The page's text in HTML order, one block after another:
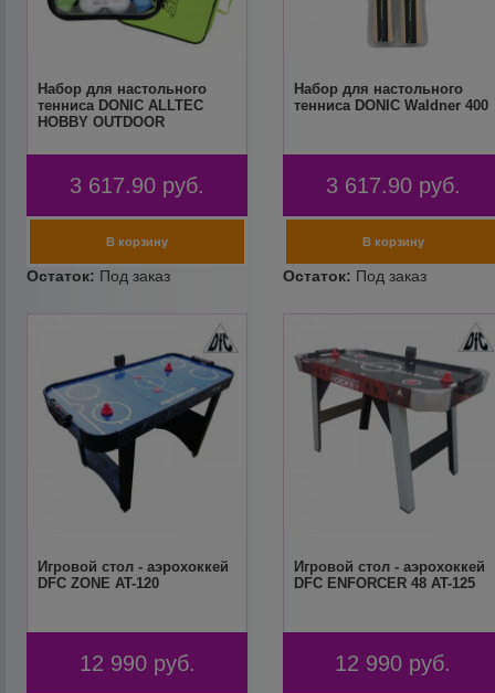
Набор для настольного
тенниса DONIC ALLTEC
HOBBY OUTDOOR
3 617.90 руб.
Набор для настольного
тенниса DONIC Waldner 400
3 617.90 руб.
Игровой стол - аэрохоккей
DFC ZONE AT-120
12 990 руб.
Игровой стол - аэрохоккей
DFC ENFORCER 48 AT-125
12 990 руб.